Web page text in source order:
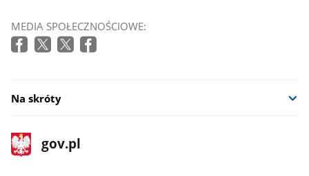
MEDIA SPOŁECZNOŚCIOWE:
Na skróty
stopka
gov.pl
Strona
gov.pl